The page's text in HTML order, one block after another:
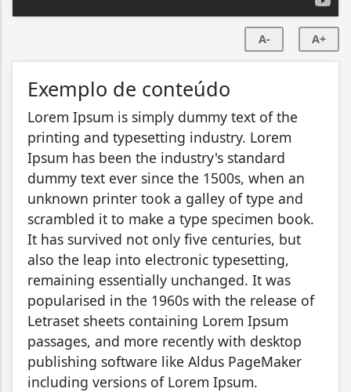
A- A+
Exemplo de conteúdo
Lorem Ipsum is simply dummy text of the
printing and typesetting industry. Lorem
Ipsum has been the industry's standard
dummy text ever since the 1500s, when an
unknown printer took a galley of type and
scrambled it to make a type specimen book.
It has survived not only five centuries, but
also the leap into electronic typesetting,
remaining essentially unchanged. It was
popularised in the 1960s with the release of
Letraset sheets containing Lorem Ipsum
passages, and more recently with desktop
publishing software like Aldus PageMaker
including versions of Lorem Ipsum.